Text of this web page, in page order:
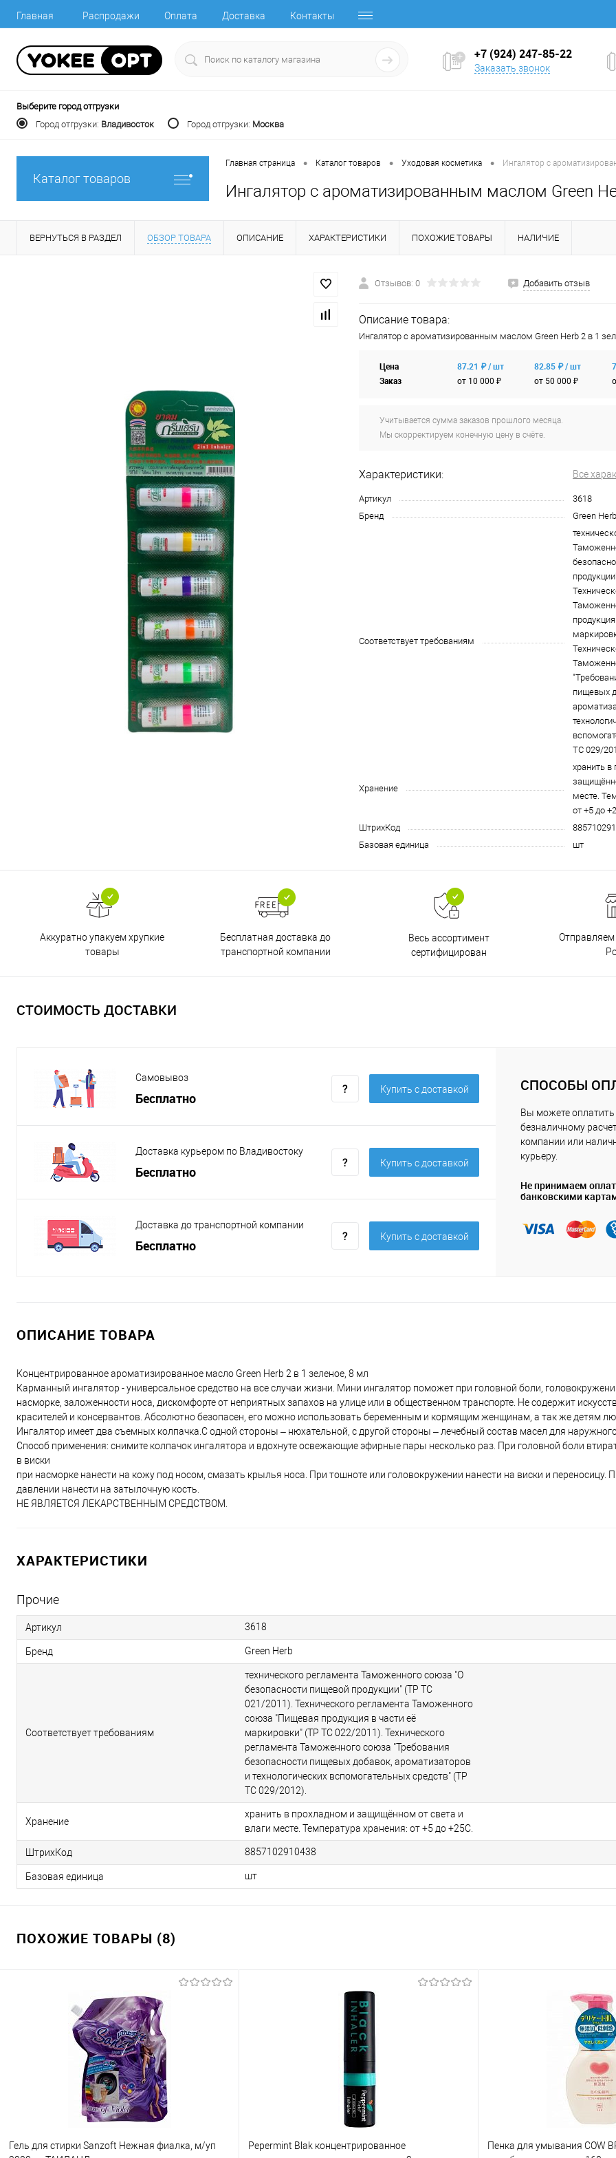
Главная Распродажи Оплата Доставка Контакты
+7 (924) 247-85-22
Заказать звонок
Выберите город отгрузки
Город отгрузки: Владивосток Город отгрузки: Москва
Каталог товаров
Главная страница • Каталог товаров • Уходовая косметика • Ингалятор с
Ингалятор с ароматизированным маслом Green
ВЕРНУТЬСЯ В РАЗДЕЛ ОБЗОР ТОВАРА ОПИСАНИЕ ХАРАКТЕРИСТИКИ ПОХОЖИЕ ТОВАРЫ НАЛИЧИЕ
Отзывов: 0 Добавить отзыв
Описание товара:
Ингалятор с ароматизированным маслом Green Herb 2 в 1
Цена
Заказ
87.21 ₽ / шт
от 10 000 ₽
82.85 ₽ / шт
от 50 000 ₽
Учитывается сумма заказов прошлого месяца.
Мы скорректируем конечную цену в счёте.
Характеристики: Все
Артикул
3618
Бренд
Green Herb
Соответствует требованиям
пищевых
ТС 029/
Хранение
хранить в
месте.
от +5 до
ШтрихКод
Базовая единица
шт
Аккуратно упакуем хрупкие
товары
Бесплатная доставка до
транспортной компании
Весь ассортимент
сертифицирован
Отправляем
СТОИМОСТЬ ДОСТАВКИ
Самовывоз
Бесплатно
Купить c доставкой
Доставка курьером по Владивостоку
Бесплатно
Купить c доставкой
Доставка до транспортной компании
Бесплатно
Купить c доставкой
СПОСОБЫ
Вы можете оплатить
безналичному
компании или
курьеру.
Не принимаем
банковскими
ОПИСАНИЕ ТОВАРА
Концентрированное ароматизированное масло Green Herb 2 в 1 зеленое, 8 мл
Карманный ингалятор - универсальное средство на все случаи жизни. Мини ингалятор поможет при головной боли,
насморке, заложенности носа, дискомфорте от неприятных запахов на улице или в общественном транспорте. Не содержит
красителей и консервантов. Абсолютно безопасен, его можно использовать беременным и кормящим женщинам, а так же детям
Ингалятор имеет два съемных колпачка.С одной стороны – нюхательной, с другой стороны – лечебный состав масел для
Способ применения: снимите колпачок ингалятора и вдохнуте освежающие эфирные пары несколько раз. При головной боли
в виски
при насморке нанести на кожу под носом, смазать крылья носа. При тошноте или головокружении нанести на виски и
давлении нанести на затылочную кость.
НЕ ЯВЛЯЕТСЯ ЛЕКАРСТВЕННЫМ СРЕДСТВОМ.
ХАРАКТЕРИСТИКИ
Прочие
Артикул 3618
Бренд Green Herb
Соответствует требованиям
технического регламента Таможенного союза "О
безопасности пищевой продукции" (ТР ТС
021/2011). Технического регламента Таможенного
союза "Пищевая продукция в части её
маркировки" (ТР ТС 022/2011). Технического
регламента Таможенного союза "Требования
безопасности пищевых добавок, ароматизаторов
и технологических вспомогательных средств" (ТР
ТС 029/2012).
Хранение
хранить в прохладном и защищённом от света и
влаги месте. Температура хранения: от +5 до +25С.
ШтрихКод 8857102910438
Базовая единица шт
ПОХОЖИЕ ТОВАРЫ (8)
Гель для стирки Sanzoft Нежная фиалка, м/уп
Pepermint Blak концентрированное
Пенка для умывания COW